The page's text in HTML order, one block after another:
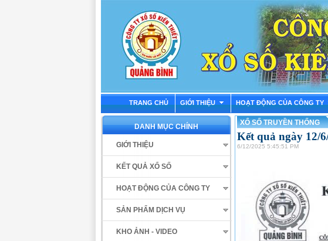
TRANG CHỦ GIỚI THIỆU HOẠT ĐỘNG CỦA CÔNG TY
DANH MỤC CHÍNH
GIỚI THIỆU
KẾT QUẢ XỔ SỐ
HOẠT ĐỘNG CỦA CÔNG TY
SẢN PHẨM DỊCH VỤ
KHO ẢNH - VIDEO
XỔ SỐ TRUYỀN THỐNG
Kết quả ngày 12/
6/12/2025 5:45:51 PM